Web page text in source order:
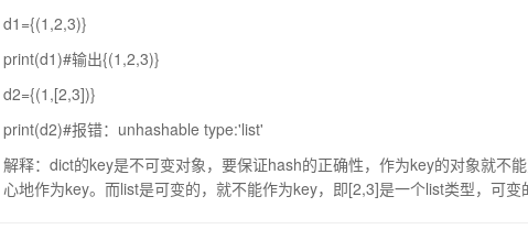
d1={(1,2,3)}
print(d1)#输出{(1,2,3)}
d2={(1,[2,3])}
print(d2)#报错：unhashable type:'list'
解释：dict的key是不可变对象，要保证hash的正确性，作为key的对象就不
心地作为key。而list是可变的，就不能作为key，即[2,3]是一个list类型，可